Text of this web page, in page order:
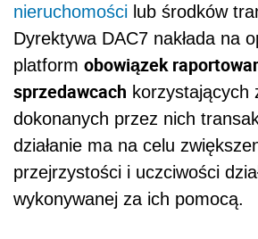
nieruchomości lub środków
Dyrektywa DAC7 nakłada na
platform obowiązek
sprzedawcach korzystających
dokonanych przez nich
działanie ma na celu
przejrzystości i uczciwości
wykonywanej za ich pomocą.